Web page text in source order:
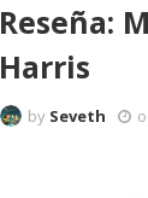
Reseña:
Harris
by Seveth